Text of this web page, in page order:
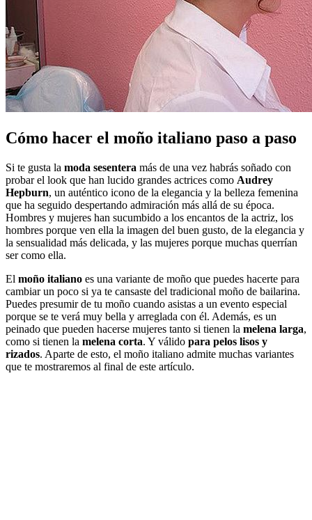
Cómo hacer el moño italiano paso a paso
Si te gusta la moda sesentera más de una vez habrás soñado con
probar el look que han lucido grandes actrices como Audrey
Hepburn, un auténtico icono de la elegancia y la belleza femenina
que ha seguido despertando admiración más allá de su época.
Hombres y mujeres han sucumbido a los encantos de la actriz, los
hombres porque ven ella la imagen del buen gusto, de la elegancia y
la sensualidad más delicada, y las mujeres porque muchas querrían
ser como ella.
El moño italiano es una variante de moño que puedes hacerte para
cambiar un poco si ya te cansaste del tradicional moño de bailarina.
Puedes presumir de tu moño cuando asistas a un evento especial
porque se te verá muy bella y arreglada con él. Además, es un
peinado que pueden hacerse mujeres tanto si tienen la melena larga,
como si tienen la melena corta. Y válido para pelos lisos y
rizados. Aparte de esto, el moño italiano admite muchas variantes
que te mostraremos al final de este artículo.